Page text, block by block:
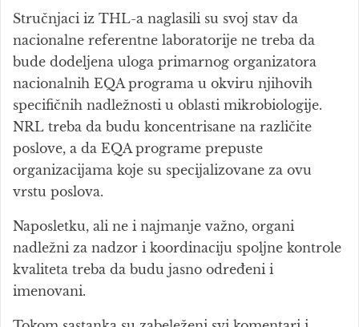
Stručnjaci iz THL-a naglasili su svoj stav da
nacionalne referentne laboratorije ne treba da
bude dodeljena uloga primarnog organizatora
nacionalnih EQA programa u okviru njihovih
specifičnih nadležnosti u oblasti mikrobiologije.
NRL treba da budu koncentrisane na različite
poslove, a da EQA programe prepuste
organizacijama koje su specijalizovane za ovu
vrstu poslova.
Naposletku, ali ne i najmanje važno, organi
nadležni za nadzor i koordinaciju spoljne kontrole
kvaliteta treba da budu jasno određeni i
imenovani.